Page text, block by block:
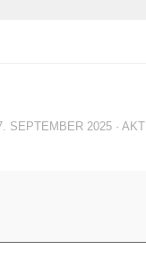
SEPTEMBER 2025 ·